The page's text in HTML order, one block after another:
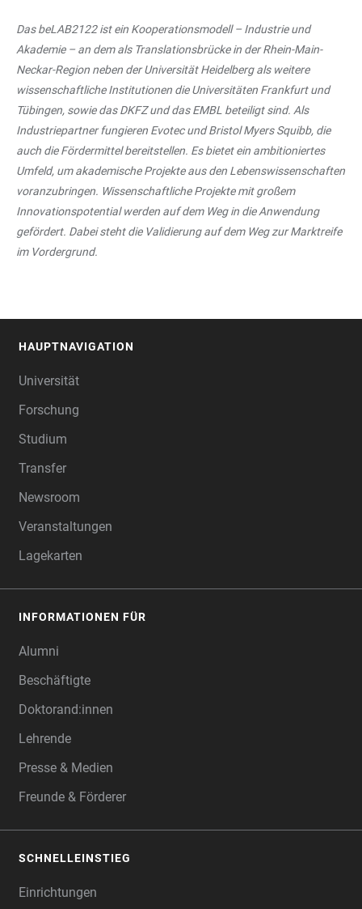
Das beLAB2122 ist ein Kooperationsmodell – Industrie und
Akademie – an dem als Translationsbrücke in der Rhein-Main-
Neckar-Region neben der Universität Heidelberg als weitere
wissenschaftliche Institutionen die Universitäten Frankfurt und
Tübingen, sowie das DKFZ und das EMBL beteiligt sind. Als
Industriepartner fungieren Evotec und Bristol Myers Squibb, die
auch die Fördermittel bereitstellen. Es bietet ein ambitioniertes
Umfeld, um akademische Projekte aus den Lebenswissenschaften
voranzubringen. Wissenschaftliche Projekte mit großem
Innovationspotential werden auf dem Weg in die Anwendung
gefördert. Dabei steht die Validierung auf dem Weg zur Marktreife
im Vordergrund.
HAUPTNAVIGATION
Universität
Forschung
Studium
Transfer
Newsroom
Veranstaltungen
Lagekarten
INFORMATIONEN FÜR
Alumni
Beschäftigte
Doktorand:innen
Lehrende
Presse & Medien
Freunde & Förderer
SCHNELLEINSTIEG
Einrichtungen